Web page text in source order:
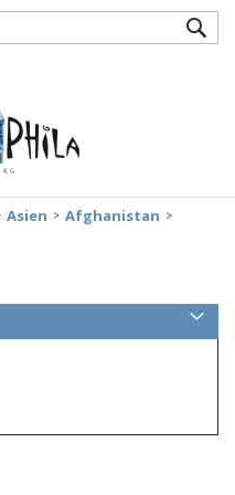
Asien
Afghanistan